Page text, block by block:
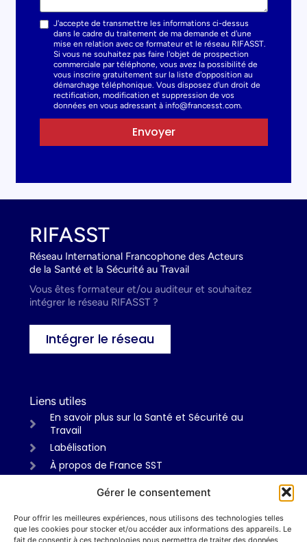
Gérer le consentement
Pour offrir les meilleures expériences, nous utilisons des technologies telles
que les cookies pour stocker et/ou accéder aux informations des appareils. Le
fait de consentir à ces technologies nous permettra de traiter des données
J'accepte de transmettre les informations ci-dessus
dans le cadre du traitement de ma demande et d'une
mise en relation avec ce formateur et le réseau RIFASST.
Si vous ne souhaitez pas faire l'objet de prospection
commerciale par téléphone, vous avez la possibilité de
vous inscrire gratuitement sur la liste d'opposition au
démarchage téléphonique. Vous disposez d'un droit de
rectification, modification et suppression de vos
données en vous adressant à info@francesst.com.
Envoyer
RIFASST
Réseau International Francophone des Acteurs
de la Santé et la Sécurité au Travail
Vous êtes formateur et/ou auditeur et souhaitez
intégrer le réseau RIFASST ?
Intégrer le réseau
Liens utiles
En savoir plus sur la Santé et Sécurité au
Travail
Labélisation
À propos de France SST
Informations
Mentions légales